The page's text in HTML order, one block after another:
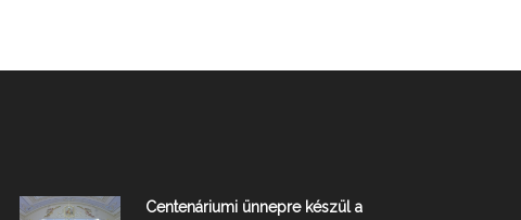
Centenáriumi ünnepre készül a